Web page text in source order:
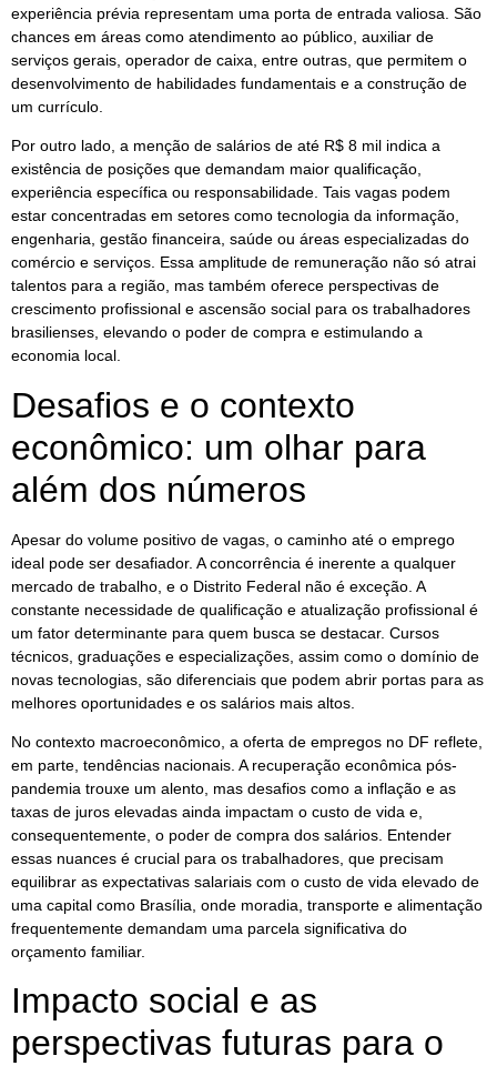
experiência prévia representam uma porta de entrada valiosa. São
chances em áreas como atendimento ao público, auxiliar de
serviços gerais, operador de caixa, entre outras, que permitem o
desenvolvimento de habilidades fundamentais e a construção de
um currículo.
Por outro lado, a menção de salários de até R$ 8 mil indica a
existência de posições que demandam maior qualificação,
experiência específica ou responsabilidade. Tais vagas podem
estar concentradas em setores como tecnologia da informação,
engenharia, gestão financeira, saúde ou áreas especializadas do
comércio e serviços. Essa amplitude de remuneração não só atrai
talentos para a região, mas também oferece perspectivas de
crescimento profissional e ascensão social para os trabalhadores
brasilienses, elevando o poder de compra e estimulando a
economia local.
Desafios e o contexto
econômico: um olhar para
além dos números
Apesar do volume positivo de vagas, o caminho até o emprego
ideal pode ser desafiador. A concorrência é inerente a qualquer
mercado de trabalho, e o Distrito Federal não é exceção. A
constante necessidade de qualificação e atualização profissional é
um fator determinante para quem busca se destacar. Cursos
técnicos, graduações e especializações, assim como o domínio de
novas tecnologias, são diferenciais que podem abrir portas para as
melhores oportunidades e os salários mais altos.
No contexto macroeconômico, a oferta de empregos no DF reflete,
em parte, tendências nacionais. A recuperação econômica pós-
pandemia trouxe um alento, mas desafios como a inflação e as
taxas de juros elevadas ainda impactam o custo de vida e,
consequentemente, o poder de compra dos salários. Entender
essas nuances é crucial para os trabalhadores, que precisam
equilibrar as expectativas salariais com o custo de vida elevado de
uma capital como Brasília, onde moradia, transporte e alimentação
frequentemente demandam uma parcela significativa do
orçamento familiar.
Impacto social e as
perspectivas futuras para o